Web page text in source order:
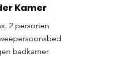
Kamer
2 personen
badkamer